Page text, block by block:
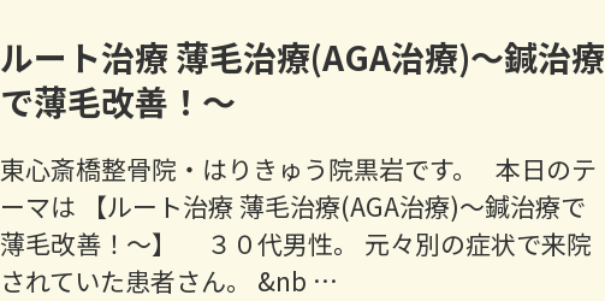
ルート治療 薄毛治療(AGA治療)～鍼治療
で薄毛改善！～
東心斎橋整骨院・はりきゅう院黒岩です。 本日のテ
ーマは 【ルート治療 薄毛治療(AGA治療)～鍼治療で
薄毛改善！～】 ３０代男性。 元々別の症状で来院
されていた患者さん。 &nb …